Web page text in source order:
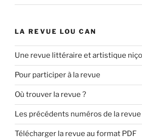
LA REVUE LOU CAN
Une revue littéraire et artistique
Pour participer à la revue
Où trouver la revue ?
Les précédents numéros de la revue
Télécharger la revue au format PDF